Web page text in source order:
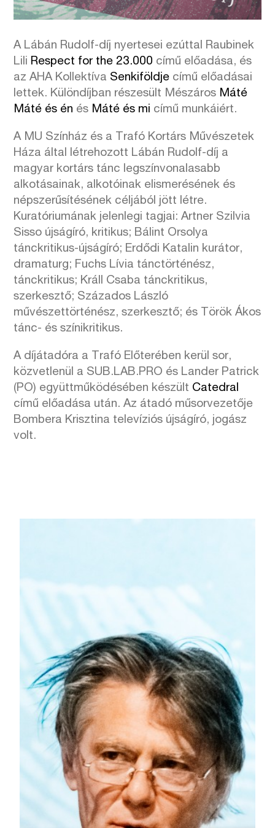
A Lábán Rudolf-díj nyertesei ezúttal Raubinek
Lili Respect for the 23.000 című előadása, és
az AHA Kollektíva Senkiföldje című előadásai
lettek. Különdíjban részesült Mészáros Máté
Máté és én és Máté és mi című munkáiért.
A MU Színház és a Trafó Kortárs Művészetek
Háza által létrehozott Lábán Rudolf-díj a
magyar kortárs tánc legszínvonalasabb
alkotásainak, alkotóinak elismerésének és
népszerűsítésének céljából jött létre.
Kuratóriumának jelenlegi tagjai: Artner Szilvia
Sisso újságíró, kritikus; Bálint Orsolya
tánckritikus-újságíró; Erdődi Katalin kurátor,
dramaturg; Fuchs Lívia tánctörténész,
tánckritikus; Králl Csaba tánckritikus,
szerkesztő; Százados László
művészettörténész, szerkesztő; és Török Ákos
tánc- és színikritikus.
A díjátadóra a Trafó Előterében kerül sor,
közvetlenül a SUB.LAB.PRO és Lander Patrick
(PO) együttműködésében készült Catedral
című előadása után. Az átadó műsorvezetője
Bombera Krisztina televíziós újságíró, jogász
volt.